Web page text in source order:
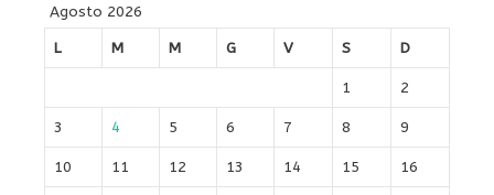
Agosto 2026
L
M M G V S D
1 2
3 4 5 6 7 8 9
10 11 12 13 14 15 16